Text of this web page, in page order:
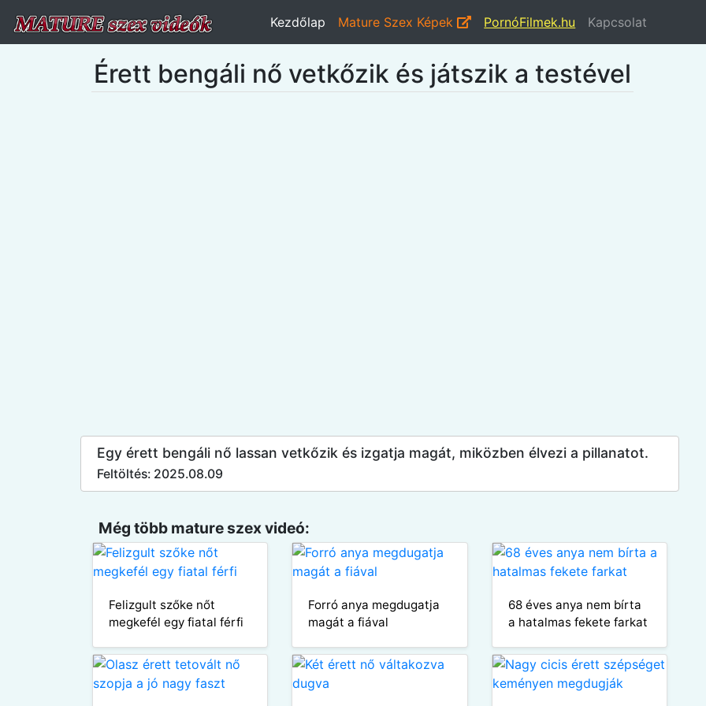
Kezdőlap Mature Szex Képek PornóFilmek.hu Kapcsolat
Érett bengáli nő vetkőzik és játszik a testével
Egy érett bengáli nő lassan vetkőzik és izgatja magát, miközben élvezi a pillanatot.
Feltöltés: 2025.08.09
Még több mature szex videó:
Felizgult szőke nőt
megkefél egy fiatal férfi
Forró anya megdugatja
magát a fiával
68 éves anya nem bírta
a hatalmas fekete farkat